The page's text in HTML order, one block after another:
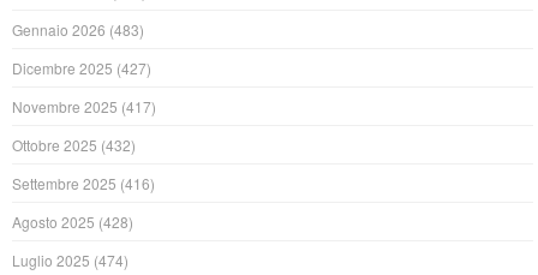
Gennaio 2026 (483)
Dicembre 2025 (427)
Novembre 2025 (417)
Ottobre 2025 (432)
Settembre 2025 (416)
Agosto 2025 (428)
Luglio 2025 (474)